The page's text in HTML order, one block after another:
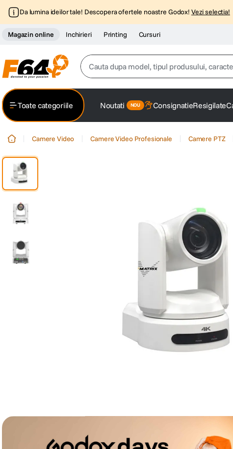
Da lumina ideilor tale! Descopera ofertele noastre Godox! Vezi selectia!
Magazin online Inchirieri Printing Cursuri
Cauta dupa model, tipul produsului,
2. trepied
card memorie
dji osmo
Toate categoriile Noutati ConsignatieResigilate
Camere Video Camere Video Profesionale Camere PTZ